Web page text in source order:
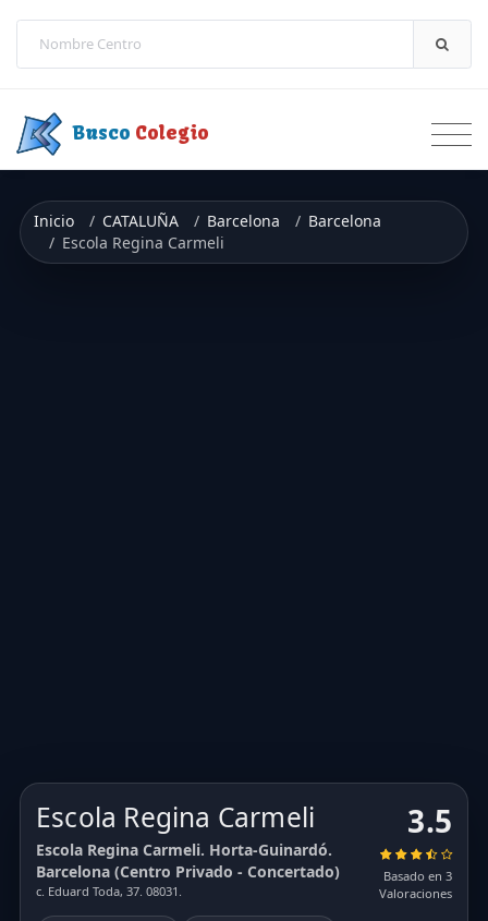
Busco Colegio
Inicio CATALUÑA Barcelona
Barcelona
Escola Regina Carmeli
Escola Regina Carmeli
Escola Regina Carmeli. Horta-Guinardó.
Barcelona (Centro Privado - Concertado)
c. Eduard Toda, 37. 08031.
3.5
Basado en 3
Valoraciones